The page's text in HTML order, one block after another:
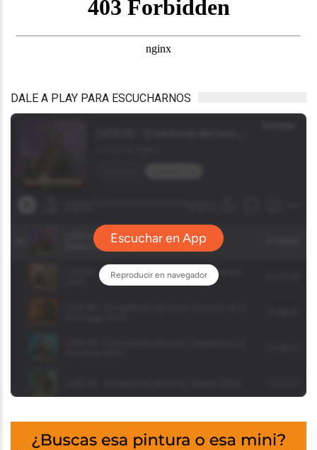
DALE A PLAY PARA ESCUCHARNOS